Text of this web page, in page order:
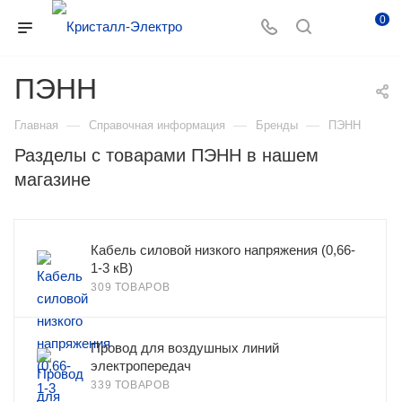
0
ПЭНН
Главная — Справочная информация — Бренды — ПЭНН
Разделы с товарами ПЭНН в нашем
магазине
Кабель силовой низкого напряжения (0,66-
1-3 кВ)
309 ТОВАРОВ
Провод для воздушных линий
электропередач
339 ТОВАРОВ